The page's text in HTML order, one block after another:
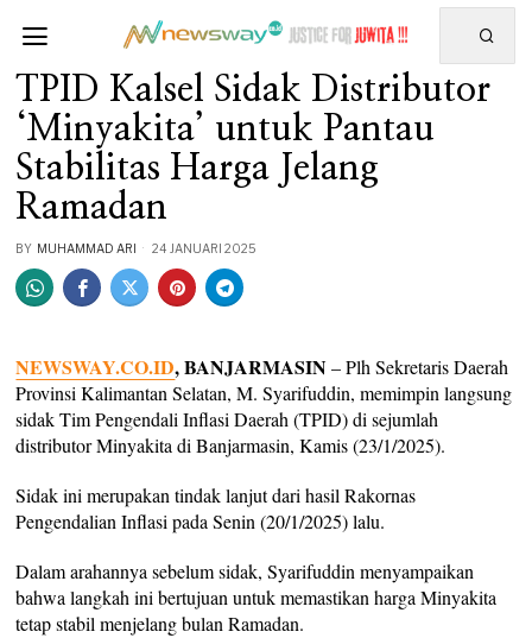
TPID Kalsel Sidak Distributor
‘Minyakita’ untuk Pantau
Stabilitas Harga Jelang
Ramadan
BY MUHAMMAD ARI 24 JANUARI 2025
NEWSWAY.CO.ID, BANJARMASIN– Plh Sekretaris Daerah
Provinsi Kalimantan Selatan, M. Syarifuddin, memimpin langsung
sidak Tim Pengendali Inflasi Daerah (TPID) di sejumlah
distributor Minyakita di Banjarmasin, Kamis (23/1/2025).
Sidak ini merupakan tindak lanjut dari hasil Rakornas
Pengendalian Inflasi pada Senin (20/1/2025) lalu.
Dalam arahannya sebelum sidak, Syarifuddin menyampaikan
bahwa langkah ini bertujuan untuk memastikan harga Minyakita
tetap stabil menjelang bulan Ramadan.